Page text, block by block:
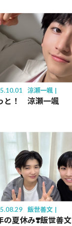
涼瀬一颯
と！ 涼瀬一颯
飯世善文
の夏休み❣️飯世善文